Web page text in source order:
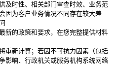
及时性、相关部门审查时效、业务范
因为客户业务情况不同存在较大差
新的政策和要求，在您完整提供材料
重新计算；若因不可抗力因素（包括
影响、行政机关或服务机构系统网络